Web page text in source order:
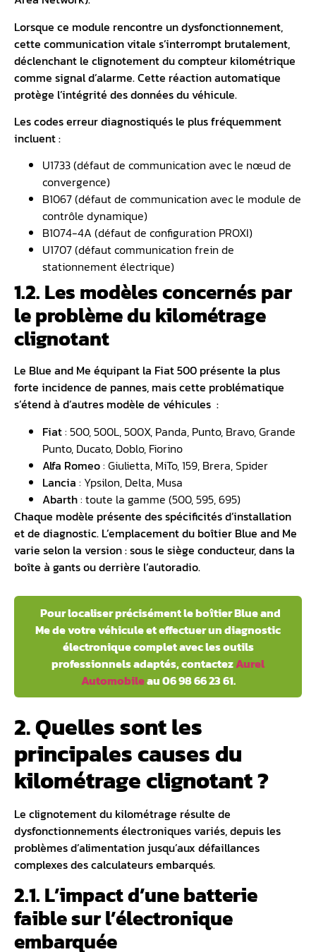
Lorsque ce module rencontre un dysfonctionnement,
cette communication vitale s’interrompt brutalement,
déclenchant le clignotement du compteur kilométrique
comme signal d’alarme. Cette réaction automatique
protège l’intégrité des données du véhicule.
Lescodes erreurdiagnostiqués le plus fréquemment
incluent :
U1733 (défaut de communication avec le nœud de
convergence)
B1067 (défaut de communication avec le module de
contrôle dynamique)
B1074-4A (défaut de configuration PROXI)
U1707 (défaut communication frein de
stationnement électrique)
1.2. Les modèles concernés par
le problème du kilométrage
clignotant
Le Blue and Me équipant la Fiat 500 présente la plus
forte incidence de pannes, mais cette problématique
s’étend à d’autres modèle de véhicules :
Fiat: 500, 500L, 500X, Panda, Punto, Bravo, Grande
Punto, Ducato, Doblo, Fiorino
Alfa Romeo: Giulietta, MiTo, 159, Brera, Spider
Lancia : Ypsilon, Delta, Musa
Abarth: toute la gamme (500, 595, 695)
Chaque modèle présente des spécificités d’installation
et de diagnostic. L’emplacement du boîtier Blue and Me
varie selon la version : sous le siège conducteur, dans la
boîte à gants ou derrière l’autoradio.
Pour localiser précisément le boîtier Blue and
Me de votre véhicule et effectuer un diagnostic
électronique complet avec les outils
professionnels adaptés, contactezAurel
Automobileau 06 98 66 23 61.
2. Quelles sont les
principales causes du
kilométrage clignotant ?
Le clignotement du kilométrage résulte de
dysfonctionnements électroniques variés, depuis les
problèmes d’alimentation jusqu’aux défaillances
complexes des calculateurs embarqués.
2.1. L’impact d’une batterie
faible sur l’électronique
embarquée